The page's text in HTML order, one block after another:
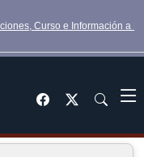
Curso e Información a